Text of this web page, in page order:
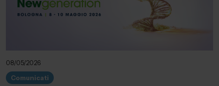
08/05/2026
Comunicati